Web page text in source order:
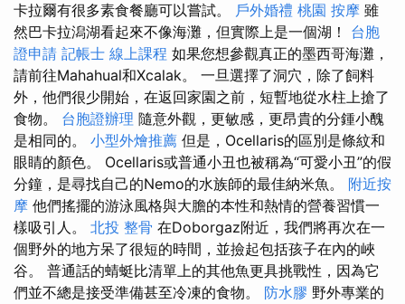
卡拉爾有很多素食餐廳可以嘗試。 戶外婚禮 桃園 按摩 雖
然巴卡拉潟湖看起來不像海灘，但實際上是一個湖！ 台胞
證申請 記帳士 線上課程 如果您想參觀真正的墨西哥海灘，
請前往Mahahual和Xcalak。 一旦選擇了洞穴，除了飼料
外，他們很少開始，在返回家園之前，短暫地從水柱上搶了
食物。 台胞證辦理 隨意外觀，更敏感，更昂貴的分鍾小醜
是相同的。 小型外燴推薦 但是，Ocellaris的區別是條紋和
眼睛的顏色。 Ocellaris或普通小丑也被稱為“可愛小丑”的假
分鐘，是尋找自己的Nemo的水族師的最佳納米魚。 附近按
摩 他們搖擺的游泳風格與大膽的本性和熱情的營養習慣一
樣吸引人。 北投 整骨 在Doborgaz附近，我們將再次在一
個野外的地方呆了很短的時間，並撿起包括孩子在內的峽
谷。 普通話的蜻蜓比清單上的其他魚更具挑戰性，因為它
們並不總是接受準備甚至冷凍的食物。 防水膠 野外專業的